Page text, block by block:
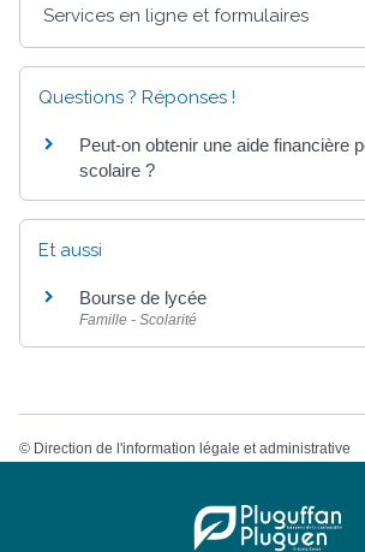
Services en ligne et formulaires
Questions ? Réponses !
Peut-on obtenir une aide financière
scolaire ?
Et aussi
Bourse de lycée
Famille - Scolarité
© Direction de l'information légale et administrative